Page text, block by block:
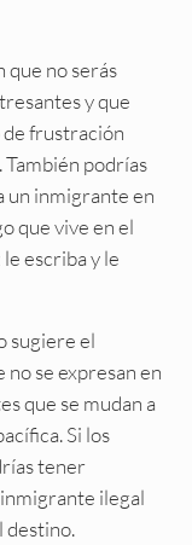
que no serás
y que
frustración
podrías
un inmigrante en
que vive en el
escriba y le
sugiere el
se expresan en
que se mudan a
Si los
tener
ilegal
destino.